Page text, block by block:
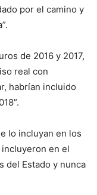
por el camino y
de 2016 y 2017,
real con
habrían incluido
lo incluyan en los
incluyeron en el
del Estado y nunca